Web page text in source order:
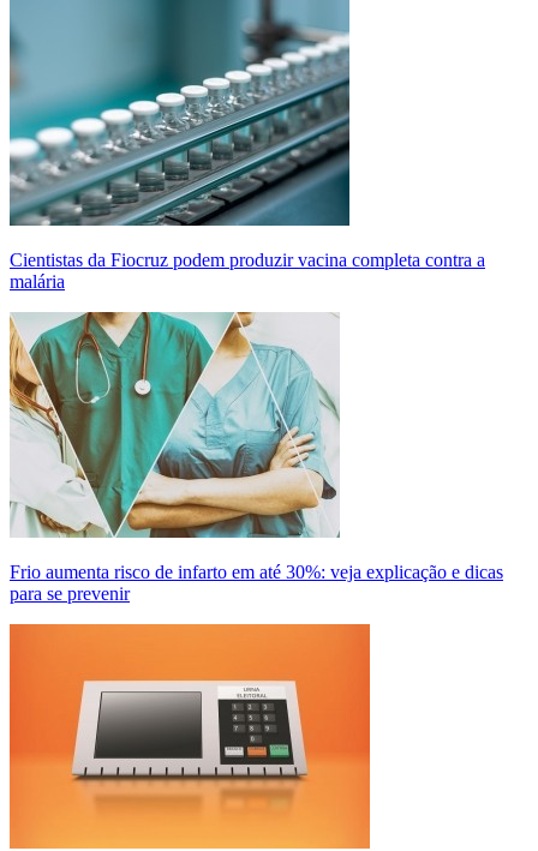
Cientistas da Fiocruz podem produzir vacina completa contra a
malária
Frio aumenta risco de infarto em até 30%: veja explicação e dicas
para se prevenir